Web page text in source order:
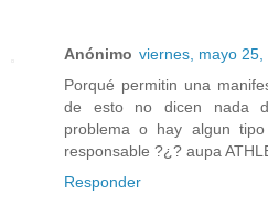
Anónimo viernes, mayo 25,
Porqué permitin una
de esto no dicen nada
problema o hay algun
responsable ?¿? aupa
Responder